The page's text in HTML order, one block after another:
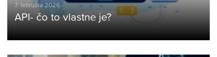
7. februára 2026
API- čo to vlastne je?